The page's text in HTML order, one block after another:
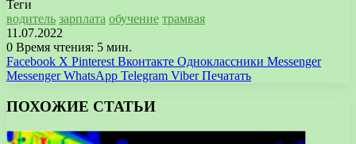
Теги
водитель зарплата обучение трамвая
11.07.2022
0 Время чтения: 5 мин.
Facebook X Pinterest Вконтакте Одноклассники Messenger
Messenger WhatsApp Telegram Viber Печатать
ПОХОЖИЕ СТАТЬИ